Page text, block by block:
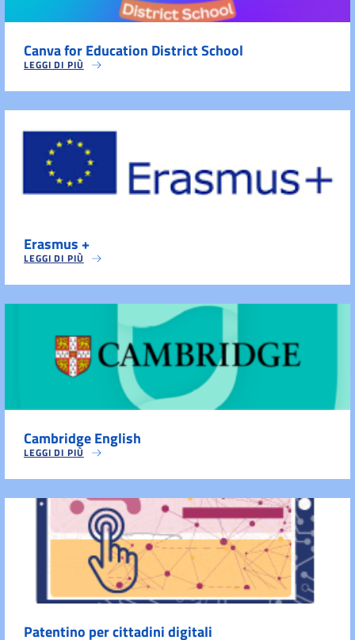
Canva for Education District School
LEGGI DI PIÙ
Erasmus +
LEGGI DI PIÙ
Cambridge English
LEGGI DI PIÙ
Patentino per cittadini digitali